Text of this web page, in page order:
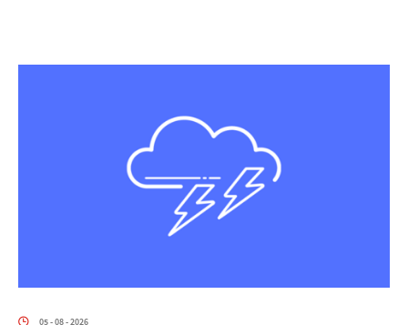
05 - 08 - 2026